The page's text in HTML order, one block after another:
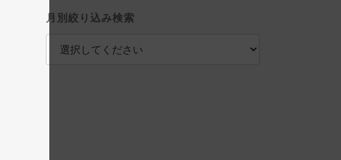
月別絞り込み検索